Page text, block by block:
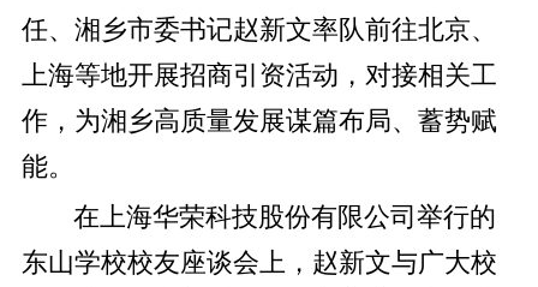
任、湘乡市委书记赵新文率队前往北京、
上海等地开展招商引资活动，对接相关工
作，为湘乡高质量发展谋篇布局、蓄势赋
能。
在上海华荣科技股份有限公司举行的
东山学校校友座谈会上，赵新文与广大校